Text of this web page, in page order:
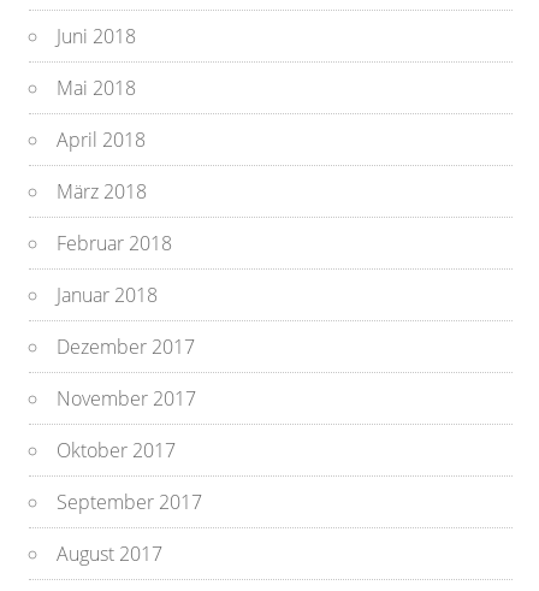
Juni 2018
Mai 2018
April 2018
März 2018
Februar 2018
Januar 2018
Dezember 2017
November 2017
Oktober 2017
September 2017
August 2017